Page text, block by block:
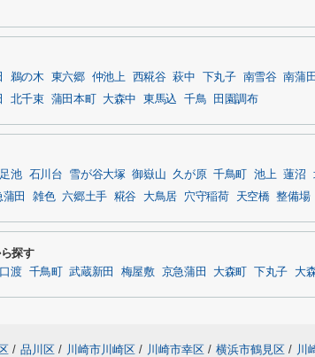
鵜の木 東六郷 仲池上 西糀谷 萩中 下丸子 南雪谷 南蒲田
北千束 蒲田本町 大森中 東馬込 千鳥 田園調布
池 石川台 雪が谷大塚 御嶽山 久が原 千鳥町 池上 蓮沼
蒲田 雑色 六郷土手 糀谷 大鳥居 穴守稲荷 天空橋 整備場
探す
渡 千鳥町 武蔵新田 梅屋敷 京急蒲田 大森町 下丸子 大
/ 品川区 / 川崎市川崎区 / 川崎市幸区 / 横浜市鶴見区 / 川